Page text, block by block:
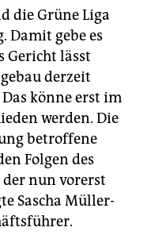
die Grüne Liga
Damit gebe es
Gericht lässt
derzeit
könne erst im
werden. Die
betroffene
Folgen des
nun vorerst
Sascha Müller-